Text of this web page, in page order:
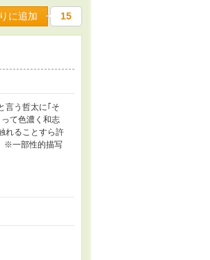
に追加 15
言う哲太に｢そ
て色濃く和志
れることすら許
※一部性的描写